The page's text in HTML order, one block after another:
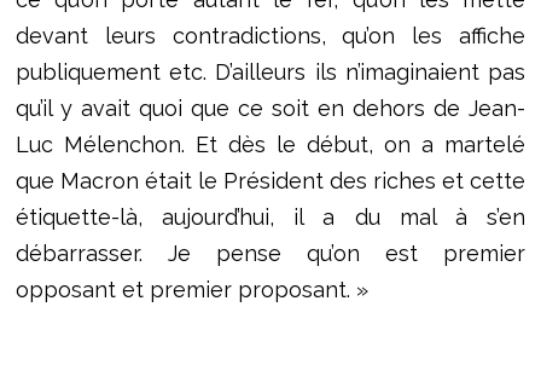
devant leurs contradictions, qu’on les affiche
publiquement etc. D’ailleurs ils n’imaginaient pas
qu’il y avait quoi que ce soit en dehors de Jean-
Luc Mélenchon. Et dès le début, on a martelé
que Macron était le Président des riches et cette
étiquette-là, aujourd’hui, il a du mal à s’en
débarrasser. Je pense qu’on est premier
opposant et premier proposant. »